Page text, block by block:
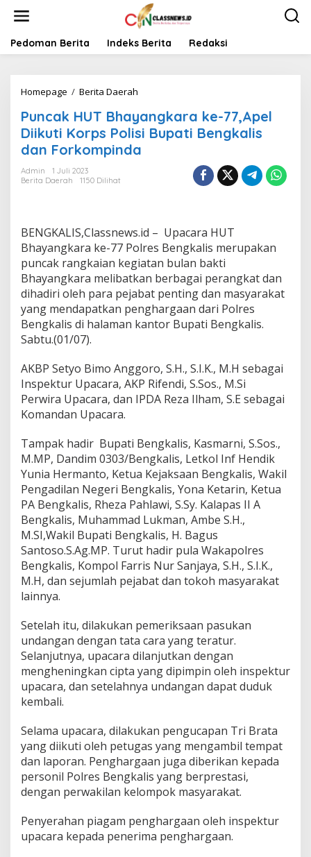
t
Pedoman Berita Indeks Berita Redaksi
Homepage / Berita Daerah
n
c
a
k
a
y
a
n
g
k
a
r
a
-
7
7
,
e
l
D
i
i
k
u
i
K
o
r
o
l
i
s
i
B
a
t
i
B
e
n
k
a
l
Puncak HUT Bhayangkara ke-77,Apel
Diikuti Korps Polisi Bupati Bengkalis
dan Forkompinda
Admin
1 Juli 2023
Berita Daerah
1150 Dilihat
BENGKALIS,Classnews.id – Upacara HUT
Bhayangkara ke-77 Polres Bengkalis merupakan
puncak rangkaian kegiatan bulan bakti
Bhayangkara melibatkan berbagai perangkat dan
dihadiri oleh para pejabat penting dan masyarakat
yang mendapatkan penghargaan dari Polres
Bengkalis di halaman kantor Bupati Bengkalis.
Sabtu.(01/07).
AKBP Setyo Bimo Anggoro, S.H., S.I.K., M.H sebagai
Inspektur Upacara, AKP Rifendi, S.Sos., M.Si
Perwira Upacara, dan IPDA Reza Ilham, S.E sebagai
Komandan Upacara.
Tampak hadir Bupati Bengkalis, Kasmarni, S.Sos.,
M.MP, Dandim 0303/Bengkalis, Letkol Inf Hendik
Yunia Hermanto, Ketua Kejaksaan Bengkalis, Wakil
Pengadilan Negeri Bengkalis, Yona Ketarin, Ketua
PA Bengkalis, Rheza Pahlawi, S.Sy. Kalapas II A
Bengkalis, Muhammad Lukman, Ambe S.H.,
M.SI,Wakil Bupati Bengkalis, H. Bagus
Santoso.S.Ag.MP. Turut hadir pula Wakapolres
Bengkalis, Kompol Farris Nur Sanjaya, S.H., S.I.K.,
M.H, dan sejumlah pejabat dan tokoh masyarakat
lainnya.
Setelah itu, dilakukan pemeriksaan pasukan
undangan dengan tata cara yang teratur.
Selanjutnya, upacara dilanjutkan dengan
mengheningkan cipta yang dipimpin oleh inspektur
upacara, dan setelahnya undangan dapat duduk
kembali.
Selama upacara, dilakukan pengucapan Tri Brata
yang diikuti oleh petugas yang mengambil tempat
dan laporan. Penghargaan juga diberikan kepada
personil Polres Bengkalis yang berprestasi,
dengan perwakilan kelompok masyarakat.
Penyerahan piagam penghargaan oleh inspektur
upacara kepada penerima penghargaan.